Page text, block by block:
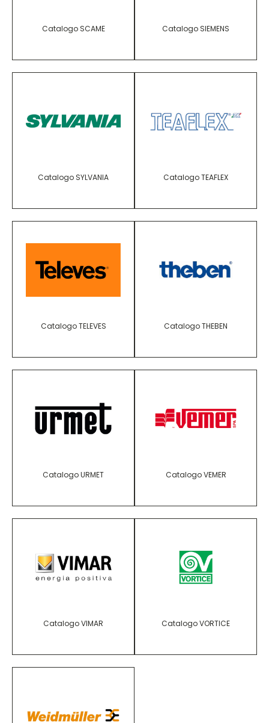
Catalogo SCAME Catalogo SIEMENS
Catalogo SYLVANIA Catalogo TEAFLEX
Catalogo TELEVES Catalogo THEBEN
Catalogo URMET Catalogo VEMER
Catalogo VIMAR Catalogo VORTICE